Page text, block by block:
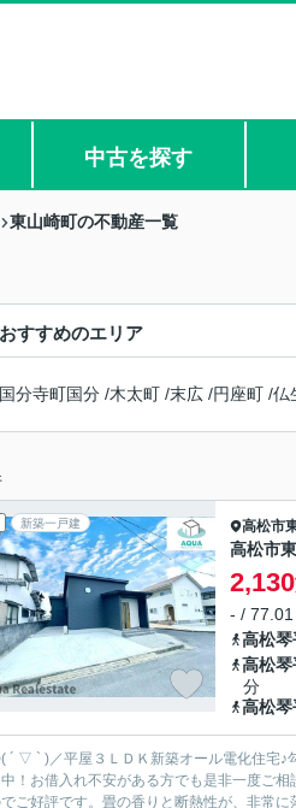
中古を探す
東山崎町の不動産一覧
おすすめのエリア
国分寺町国分 /木太町 /末広 /円座町 /仏
新築一戸建 高松市
高松市
2,130
- /
高松
高松
分
高松
´ ▽ ` )／平屋３ＬＤＫ新築オール電化住宅
！お借入れ不安がある方でも是非一度ご相談下さい！ IHクッキングヒーターを使用したキッチンです。システムキッチ
ご好評です。畳の香りと断熱性が、非常